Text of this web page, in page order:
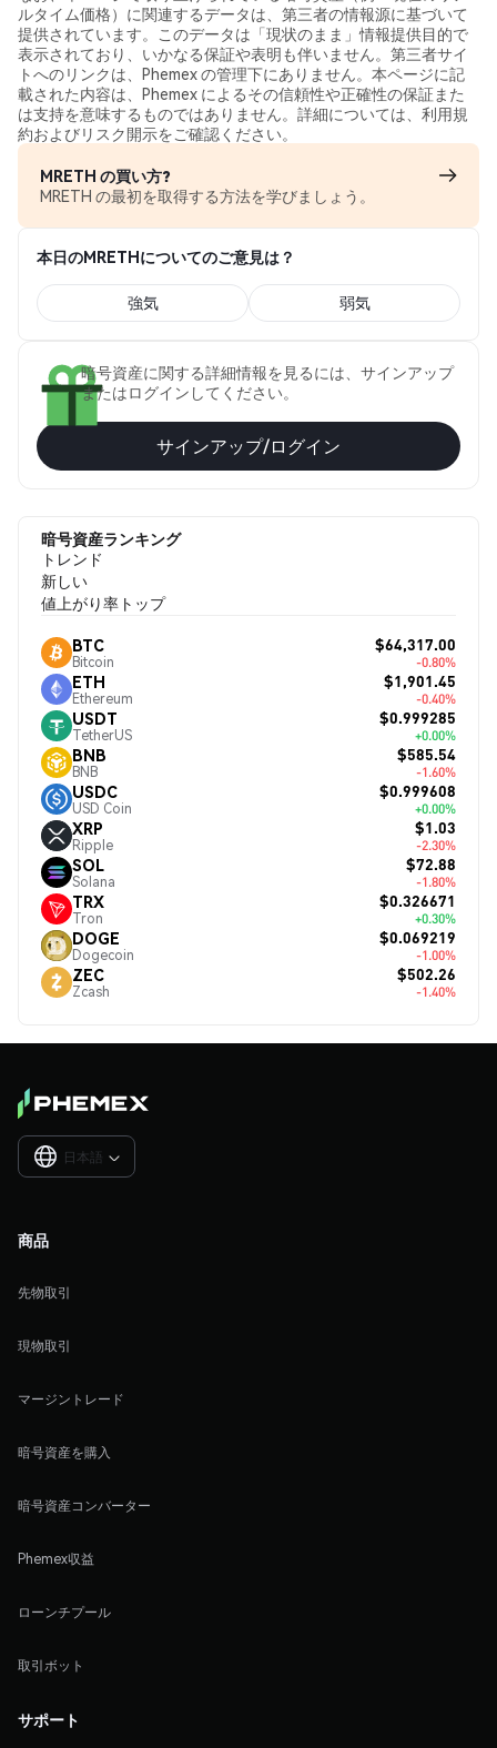
ルタイム価格）に関連するデータは、第三者の情報源に基づいて
提供されています。このデータは「現状のまま」情報提供目的で
表示されており、いかなる保証や表明も伴いません。第三者サイ
トへのリンクは、Phemex の管理下にありません。本ページに記
載された内容は、Phemex によるその信頼性や正確性の保証また
は支持を意味するものではありません。詳細については、利用規
約およびリスク開示をご確認ください。
MRETH の買い方?
MRETH の最初を取得する方法を学びましょう。
本日のMRETHについてのご意見は？
強気 弱気
暗号資産に関する詳細情報を見るには、サインアップ
またはログインしてください。
サインアップ/ログイン
暗号資産ランキング
トレンド
新しい
値上がり率トップ
BTC
Bitcoin
$64,317.00
-0.80%
ETH
Ethereum
$1,901.45
-0.40%
USDT
TetherUS
$0.999285
+0.00%
BNB
BNB
$585.54
-1.60%
USDC
USD Coin
$0.999608
+0.00%
XRP
Ripple
$1.03
-2.30%
SOL
Solana
$72.88
-1.80%
TRX
Tron
$0.326671
+0.30%
DOGE
Dogecoin
$0.069219
-1.00%
ZEC
Zcash
$502.26
-1.40%
日本語 
商品
先物取引
現物取引
マージントレード
暗号資産を購入
暗号資産コンバーター
Phemex収益
ローンチプール
取引ボット
サポート